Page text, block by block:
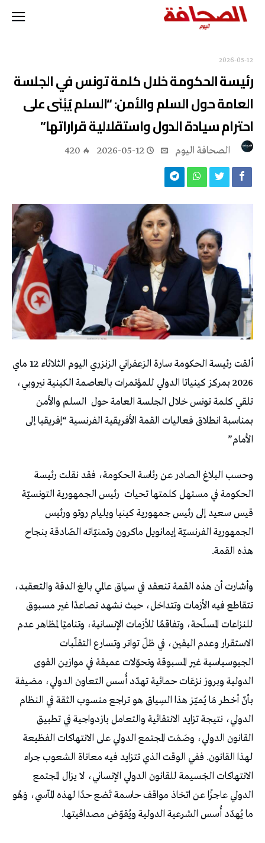
2026-05-12
رئيسة الحكومة خلال كلمة تونس في الجلسة
العامة حول السلم والأمن: “السلم يُبْنَى على
احترام سيادة الدول واستقلالية قراراتها”
2026-05-12
420
ألقت رئيسة الحكومة سارة الزعفراني الزنزري اليوم الثلاثاء 12 ماي
2026 بمركز كينياتا الدولي للمؤتمرات بالعاصمة الكينية نيروبي،
تلقي كلمة تونس خلال الجلسة العامة حول السلم والأمن
بمناسبة انطلاق فعاليات القمة الأفريقية الفرنسية “إفريقيا إلى
الأمام”
وحسب البلاغ الصادر عن رئاسة الحكومة، فقد نقلت رئيسة
الحكومة في مستهل كلمتها تحيات رئيس الجمهورية التونسيّة
قيس سعيد إلى رئيس جمهورية كينيا ويليام روتو ورئيس
الجمهورية الفرنسيّة إيمانويل ماكرون وتمنيّاته الصّادقة بنجاح
هذه القمة.
وأشارت أن هذه القمة تنعقد في سياق عالمي بالغ الدقة والتعقيد،
تتقاطع فيه الأزمات وتتداخل، حيث نشهد تصاعدًا غير مسبوق
للنزاعات المسلّحة، وتفاقمًا للأزمات الإنسانية، وتناميًا لمظاهر عدم
الاستقرار وعدم اليقين، في ظلّ تواتر وتسارع التقلّبات
الجيوسياسية غير المسبوقة وتحوّلات عميقة في موازين القوى
الدولية وبروز نزعَات حمائية تهدّد أُسس التعاون الدولي، مضيفة
بأنّ أخطر مَا يُميّز هذا السِياق هو تراجع منسوب الثقة في النظام
الدولي، نتيجة تزايد الانتقائية والتعامل بازدواجية في تطبيق
القانون الدولي، وصَمْت المجتمع الدولي على الانتهاكات الفظيعة
لهذا القانون. ففي الوقت الذي تتزايد فيه معاناة الشعوب جراء
الانتهاكات الجَسيمة للقانون الدولي الإنساني، لا يزال المجتمع
الدولي عاجزًا عن اتخاذ مواقف حاسمة تَضع حدًا لهذه المآسي، وَهُو
ما يُهدّد أُسس الشرعية الدولية ويُقوّض مصداقيتها.